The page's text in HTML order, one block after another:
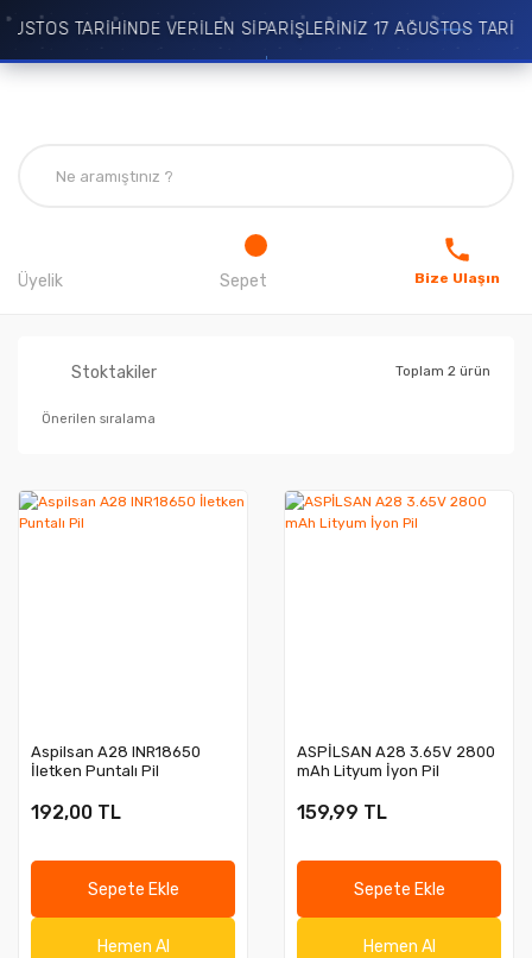
TARİHİNDE VERİLEN SİPARİŞLERİNİZ 17 AĞUSTOS
Üyelik Sepet Bize Ulaşın
Stoktakiler Toplam 2 ürün
Aspilsan A28 INR18650
İletken Puntalı Pil
192,00 TL
Sepete Ekle
Hemen Al
ASPİLSAN A28 3.65V 2800
mAh Lityum İyon Pil
159,99 TL
Sepete Ekle
Hemen Al